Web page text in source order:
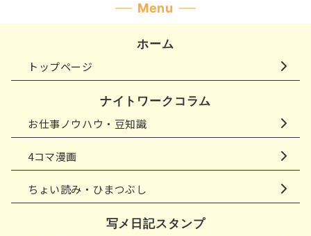
Menu
ホーム
トップページ
ナイトワークコラム
お仕事ノウハウ・豆知識
4コマ漫画
ちょい読み・ひまつぶし
写メ日記スタンプ